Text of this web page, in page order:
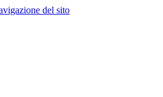
del sito